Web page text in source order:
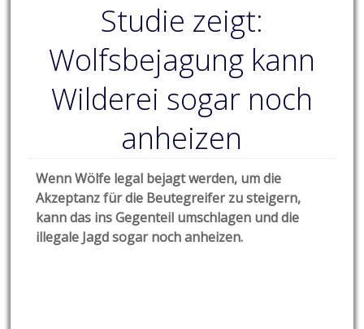
Studie zeigt:
Wolfsbejagung kann
Wilderei sogar noch
anheizen
Wenn Wölfe legal bejagt werden, um die
Akzeptanz für die Beutegreifer zu steigern,
kann das ins Gegenteil umschlagen und die
illegale Jagd sogar noch anheizen.